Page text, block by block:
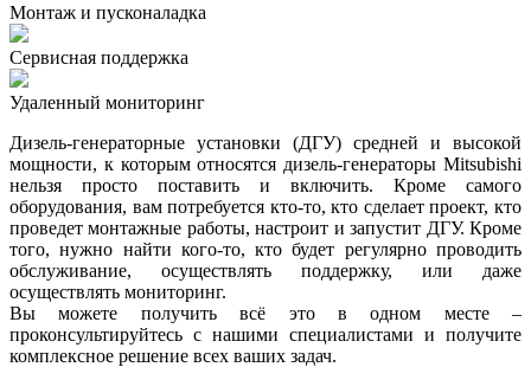
Монтаж и пусконаладка
Сервисная поддержка
Удаленный мониторинг
Дизель-генераторные установки (ДГУ) средней и высокой
мощности, к которым относятся дизель-генераторы Mitsubishi
нельзя просто поставить и включить. Кроме самого
оборудования, вам потребуется кто-то, кто сделает проект, кто
проведет монтажные работы, настроит и запустит ДГУ. Кроме
того, нужно найти кого-то, кто будет регулярно проводить
обслуживание, осуществлять поддержку, или даже
осуществлять мониторинг.
Вы можете получить всё это в одном месте –
проконсультируйтесь с нашими специалистами и получите
комплексное решение всех ваших задач.